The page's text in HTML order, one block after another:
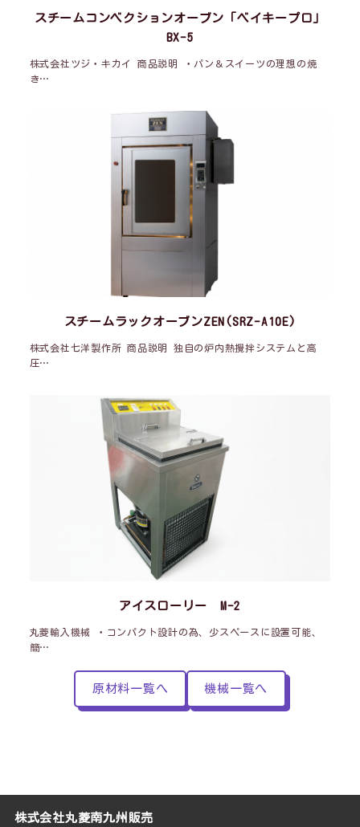
スチームコンベクションオーブン「ベイキープロ」
BX-5
株式会社ツジ・キカイ 商品説明 ・パン＆スイーツの理想の焼
き…
スチームラックオーブンZEN(SRZ-A10E)
株式会社七洋製作所 商品説明 独自の炉内熱攪拌システムと高
圧…
アイスローリー M-2
丸菱輸入機械 ・コンパクト設計の為、少スペースに設置可能、
簡…
原材料一覧へ 機械一覧へ
株式会社丸菱南九州販売